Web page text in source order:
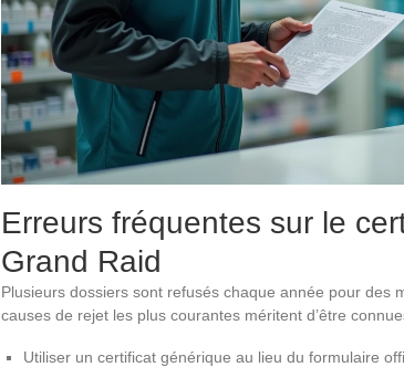
Erreurs fréquentes sur le
Grand Raid
Plusieurs dossiers sont refusés chaque année pour des
causes de rejet les plus courantes méritent d’être
Utiliser un certificat générique au lieu du formulaire